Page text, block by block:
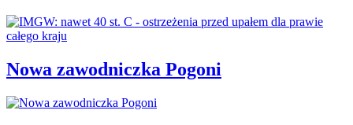
Nowa zawodniczka Pogoni